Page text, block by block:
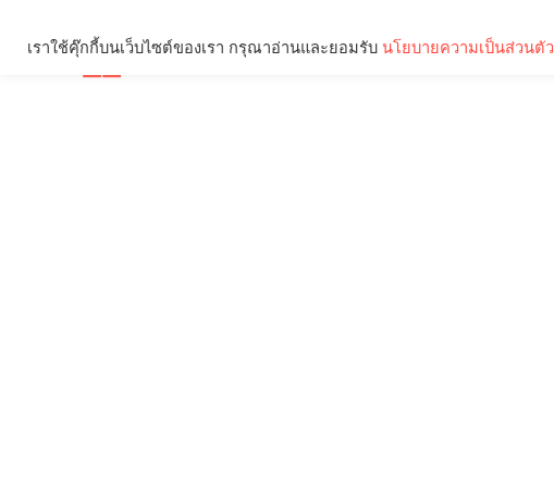
เราใช้คุ๊กกี้บนเว็บไซต์ของเรา กรุณาอ่านและยอมรับ นโยบายความเป็นส่วนตัว